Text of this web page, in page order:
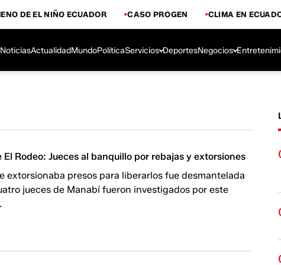
DE EL NIÑO ECUADOR CASO PROGEN CLIMA EN
ActualidadMundoPolíticaServicios DeportesNegocios
El Rodeo: Jueces al banquillo por rebajas y extorsiones
extorsionaba presos para liberarlos fue desmantelada
jueces de Manabí fueron investigados por este